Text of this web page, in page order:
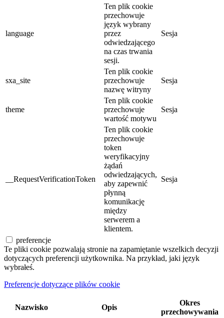
language
Ten plik cookie
przechowuje
język wybrany
przez
odwiedzającego
na czas trwania
sesji.
Sesja
sxa_site
Ten plik cookie
przechowuje
nazwę witryny
Sesja
theme
Ten plik cookie
przechowuje
wartość motywu
Sesja
__RequestVerificationToken
Ten plik cookie
przechowuje
token
weryfikacyjny
żądań
odwiedzających,
aby zapewnić
płynną
komunikację
między
serwerem a
klientem.
Sesja
preferencje
Te pliki cookie pozwalają stronie na zapamiętanie wszelkich decyzji
dotyczących preferencji użytkownika. Na przykład, jaki język
wybrałeś.
Preferencje dotyczące plików cookie
Nazwisko Opis
Okres
przechowywania